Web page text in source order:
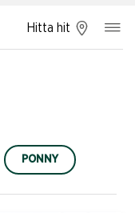
Hitta hit
PONNY